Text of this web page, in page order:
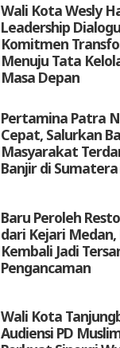
Wali Kota Wesly
Leadership
Komitmen
Menuju Tata
Masa Depan
Pertamina Patra
Cepat, Salurkan
Masyarakat
Banjir di
Baru Peroleh
dari Kejari
Kembali Jadi
Pengancaman
Wali Kota
Audiensi PD